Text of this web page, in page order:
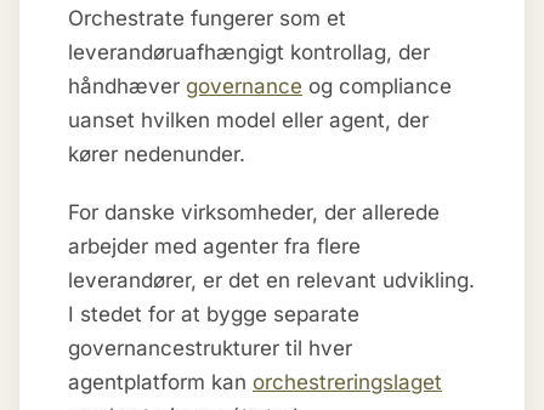
Orchestrate fungerer som et
leverandøruafhængigt kontrollag, der
håndhæver governance og compliance
uanset hvilken model eller agent, der
kører nedenunder.
For danske virksomheder, der allerede
arbejder med agenter fra flere
leverandører, er det en relevant udvikling.
I stedet for at bygge separate
governancestrukturer til hver
agentplatform kan orchestreringslaget